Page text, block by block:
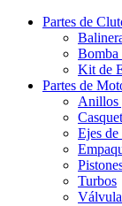
Partes de
Kit de
Partes de
Anillos
Ejes
Turbos